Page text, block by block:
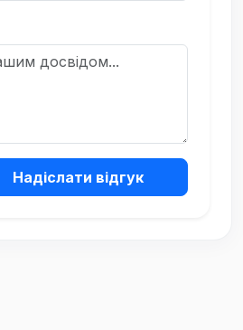
Надіслати відгук